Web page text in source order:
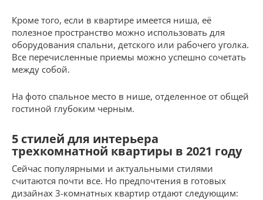
Кроме того, если в квартире имеется ниша, её
полезное пространство можно использовать для
оборудования спальни, детского или рабочего уголка.
Все перечисленные приемы можно успешно сочетать
между собой.
На фото спальное место в нише, отделенное от общей
гостиной глубоким черным.
5 стилей для интерьера
трехкомнатной квартиры в 2021 году
Сейчас популярными и актуальными стилями
считаются почти все. Но предпочтения в готовых
дизайнах 3-комнатных квартир отдают следующим: